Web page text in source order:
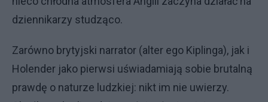
dziennikarzy studząco.
​Zarówno brytyjski narrator (alter ego Kiplinga), jak i
Holender jako pierwsi uświadamiają sobie brutalną
prawdę o naturze ludzkiej: nikt im nie uwierzy.